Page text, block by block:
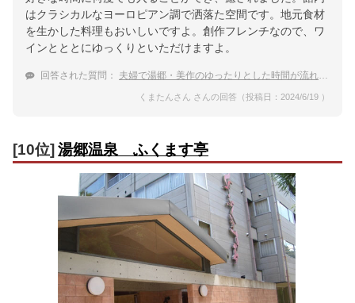
はクラシカルなヨーロピアン調で洒落た空間です。地元食材
を生かした料理もおいしいですよ。創作フレンチなので、ワ
インとととにゆっくりといただけますよ。
回答された質問： 夫婦で湯郷・美作のゆったりとした時間が流れる温泉へ！客室露天風呂がある宿
くまたんさん さんの回答（投稿日：2024/6/19 ）
[10位]湯郷温泉 ふくます亭